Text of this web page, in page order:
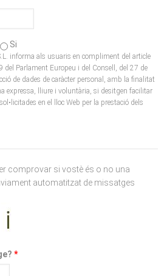
Si
informa als usuaris en compliment del article
Parlament Europeu i del Consell, del 27 de
de dades de caràcter personal, amb la finalitat
expressa, lliure i voluntària, si desitgen facilitar
en el lloc Web per la prestació dels
comprovar si vostè és o no una
automatitzat de missatges